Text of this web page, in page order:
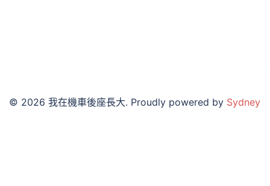
© 2026 我在機車後座長大. Proudly powered by Sydney